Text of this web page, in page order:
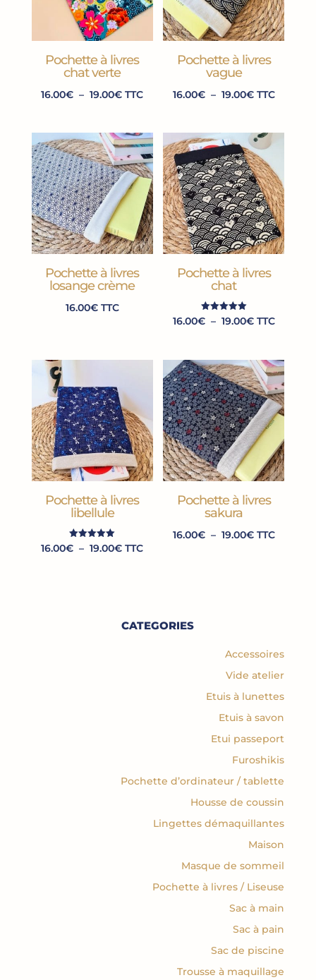
Pochette à livres
chat verte
16.00€ – 19.00€Plage
prix :
16.00€
à
19.00€
TTC
Pochette à livres
vague
16.00€ – 19.00€Plage
prix :
16.00€
à
19.00€
TTC
Pochette à livres
losange crème
16.00€ TTC
Pochette à livres
chat
Note
5.00
16.00€ – 19.00€Plage
prix :
16.00€
à
19.00€
TTC
Pochette à livres
libellule
Note
5.00
16.00€ – 19.00€Plage
à
TTC
Pochette à livres
sakura
16.00€ – 19.00€Plage
TTC
CATEGORIES
Accessoires
Vide atelier
Etuis à lunettes
Etuis à savon
Etui passeport
Furoshikis
Pochette d’ordinateur / tablette
Housse de coussin
Lingettes démaquillantes
Maison
Masque de sommeil
Pochette à livres / Liseuse
Sac à main
Sac à pain
Sac de piscine
Trousse à maquillage